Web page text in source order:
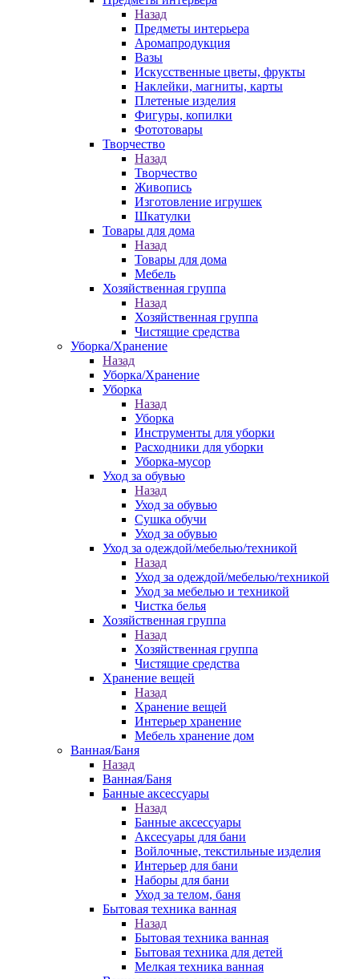
Назад
Предметы интерьера
Аромапродукция
Вазы
Искусственные цветы, фрукты
Наклейки, магниты, карты
Плетеные изделия
Фигуры, копилки
Фототовары
Творчество
Назад
Творчество
Живопись
Изготовление игрушек
Шкатулки
Товары для дома
Назад
Товары для дома
Мебель
Хозяйственная группа
Назад
Хозяйственная группа
Чистящие средства
Уборка/Хранение
Назад
Уборка/Хранение
Уборка
Назад
Уборка
Инструменты для уборки
Расходники для уборки
Уборка-мусор
Уход за обувью
Назад
Уход за обувью
Сушка обучи
Уход за обувью
Уход за одеждой/мебелью/техникой
Назад
Уход за одеждой/мебелью/техникой
Уход за мебелью и техникой
Чистка белья
Хозяйственная группа
Назад
Хозяйственная группа
Чистящие средства
Хранение вещей
Назад
Хранение вещей
Интерьер хранение
Мебель хранение дом
Ванная/Баня
Назад
Ванная/Баня
Банные аксессуары
Назад
Банные аксессуары
Аксесуары для бани
Войлочные, текстильные изделия
Интерьер для бани
Наборы для бани
Уход за телом, баня
Бытовая техника ванная
Назад
Бытовая техника ванная
Бытовая техника для детей
Мелкая техника ванная